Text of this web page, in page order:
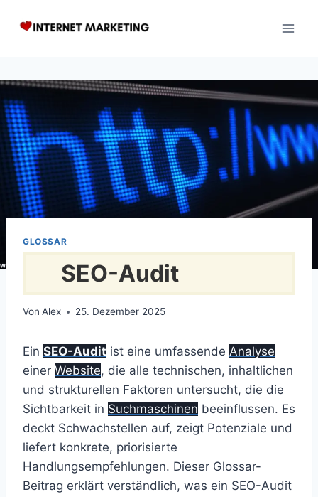
Inhalt
GLOSSAR
SEO-Audit
Von Alex 25. Dezember 2025
Ein SEO-Audit ist eine umfassende Analyse
einer Website, die alle technischen, inhaltlichen
und strukturellen Faktoren untersucht, die die
Sichtbarkeit in Suchmaschinen beeinflussen. Es
deckt Schwachstellen auf, zeigt Potenziale und
liefert konkrete, priorisierte
Handlungsempfehlungen. Dieser Glossar-
Beitrag erklärt verständlich, was ein SEO-Audit